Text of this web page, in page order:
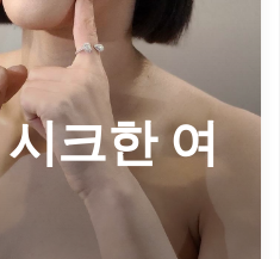
크한 여